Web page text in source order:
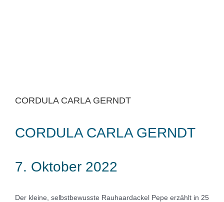
CORDULA CARLA GERNDT
CORDULA CARLA GERNDT
7. Oktober 2022
Der kleine, selbstbewusste Rauhaardackel Pepe erzählt in 25